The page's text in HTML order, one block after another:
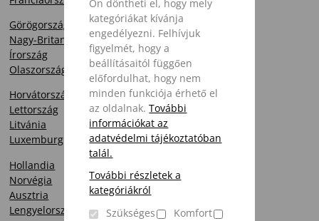
Ön döntheti el, hogy mely
kategóriákat kívánja
engedélyezni. Felhívjuk
figyelmét, hogy a
beállításaitól függően
előfordulhat, hogy nem
minden funkciója érhető el
az oldalnak.További
információkat az
adatvédelmi tájékoztatóban
talál.
További részletek a
kategóriákról
Szükséges
Komfort
Görögország
Nagy-Britannia
Írország
Olaszország
Horvátország
Lettország
Litvánia
Luxemburg
Hollandia
Norvégia
Ausztria
Lengyelország